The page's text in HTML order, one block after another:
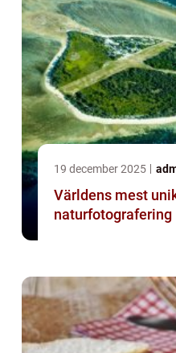
19 december 2025
Världens mest
naturfotografering